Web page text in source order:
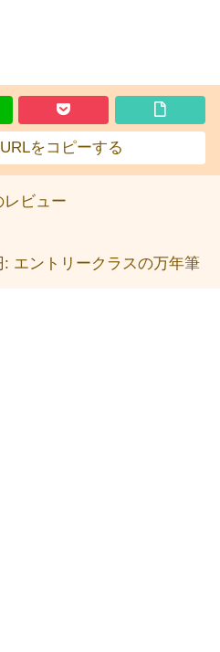
をコピーする
レビュー
エントリークラスの万年筆